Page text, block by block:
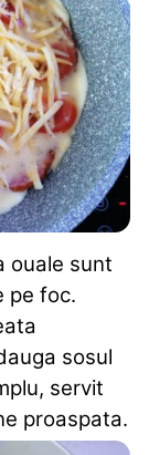
ouale sunt
pe foc.
sosul
servit
proaspata.